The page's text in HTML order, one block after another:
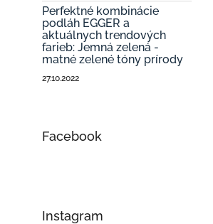
Perfektné kombinácie
podláh EGGER a
aktuálnych trendových
farieb: Jemná zelená -
matné zelené tóny prírody
27.10.2022
Facebook
Instagram